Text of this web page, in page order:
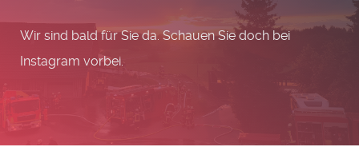
Wir sind bald für Sie da. Schauen Sie doch bei
Instagram vorbei.